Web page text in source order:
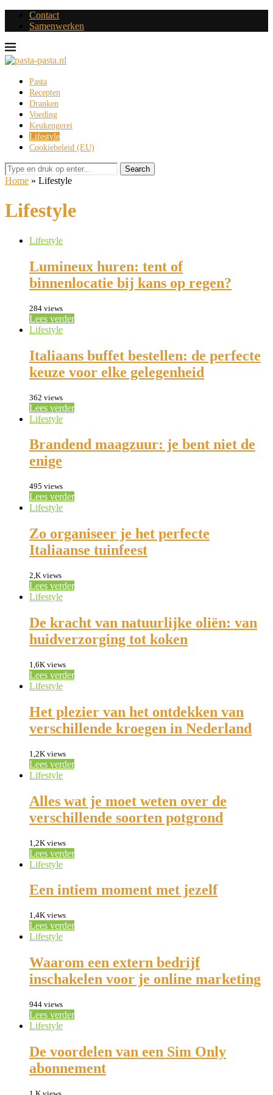
Contact
Samenwerken
Pasta
Recepten
Dranken
Voeding
Keukengerei
Lifestyle
Cookiebeleid (EU)
Search
Home » Lifestyle
Lifestyle
Lifestyle
Lumineux huren: tent of
binnenlocatie bij kans op regen?
284 views
Lees verder
Lifestyle
Italiaans buffet bestellen: de perfecte
keuze voor elke gelegenheid
362 views
Lees verder
Lifestyle
Brandend maagzuur: je bent niet de
enige
495 views
Lees verder
Lifestyle
Zo organiseer je het perfecte
Italiaanse tuinfeest
2,K views
Lees verder
Lifestyle
De kracht van natuurlijke oliën: van
huidverzorging tot koken
1,6K views
Lees verder
Lifestyle
Het plezier van het ontdekken van
verschillende kroegen in Nederland
1,2K views
Lees verder
Lifestyle
Alles wat je moet weten over de
verschillende soorten potgrond
1,2K views
Lees verder
Lifestyle
Een intiem moment met jezelf
1,4K views
Lees verder
Lifestyle
Waarom een extern bedrijf
inschakelen voor je online marketing
944 views
Lees verder
Lifestyle
De voordelen van een Sim Only
abonnement